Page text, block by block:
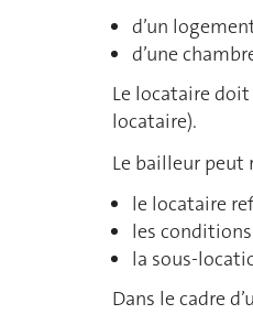
d’un
d’une
Le locataire
locataire).
Le bailleur peut
le locataire
les
la sous-
Dans le cadre